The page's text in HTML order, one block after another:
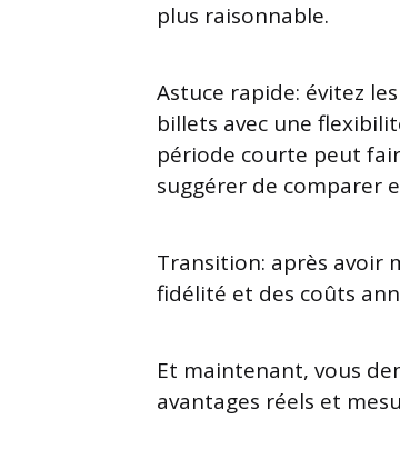
plus raisonnable.
Astuce rapide: évitez les
billets avec une
période courte peut
suggérer de comparer
Transition: après avoir
fidélité et des coûts
Et maintenant, vous
avantages réels et